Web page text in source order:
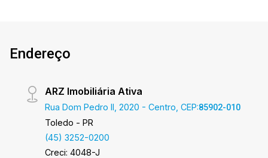
Endereço
ARZ Imobiliária Ativa
Rua Dom Pedro II, 2020 - Centro, CEP:85902-010
Toledo - PR
(45) 3252-0200
Creci: 4048-J